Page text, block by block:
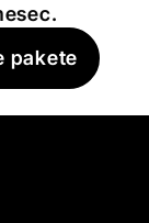
pakete